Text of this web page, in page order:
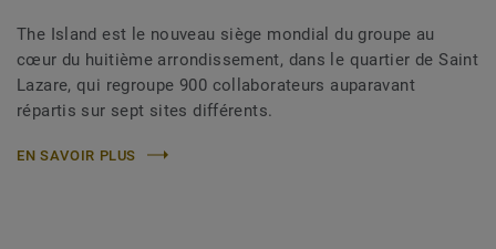
The Island est le nouveau siège mondial du groupe au
cœur du huitième arrondissement, dans le quartier de Saint
Lazare, qui regroupe 900 collaborateurs auparavant
répartis sur sept sites différents.
EN SAVOIR PLUS